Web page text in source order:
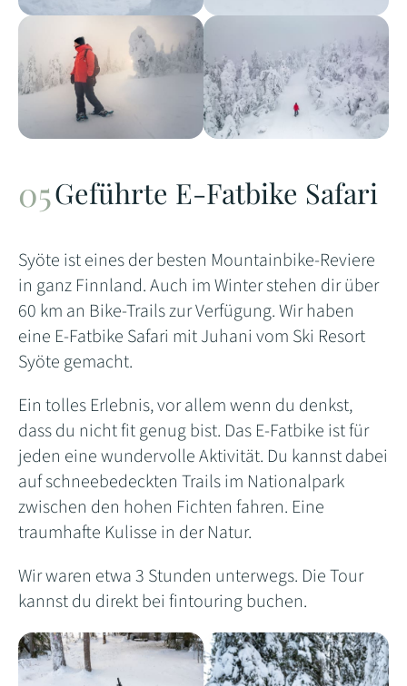
Geführte E-Fatbike Safari
Syöte ist eines der besten Mountainbike-Reviere
in ganz Finnland. Auch im Winter stehen dir über
60 km an Bike-Trails zur Verfügung. Wir haben
eine E-Fatbike Safari mit Juhani vom Ski Resort
Syöte gemacht.
Ein tolles Erlebnis, vor allem wenn du denkst,
dass du nicht fit genug bist. Das E-Fatbike ist für
jeden eine wundervolle Aktivität. Du kannst dabei
auf schneebedeckten Trails im Nationalpark
zwischen den hohen Fichten fahren. Eine
traumhafte Kulisse in der Natur.
Wir waren etwa 3 Stunden unterwegs. Die Tour
kannst du direkt bei fintouring buchen.